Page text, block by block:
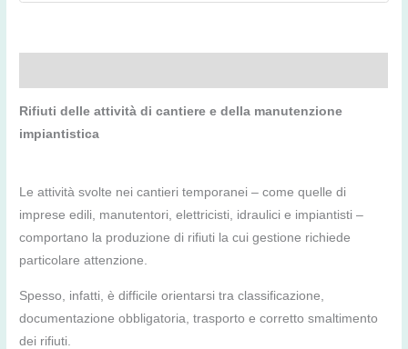
Rifiuti delle attività di cantiere e della manutenzione
impiantistica
Le attività svolte nei cantieri temporanei – come quelle di
imprese edili, manutentori, elettricisti, idraulici e impiantisti –
comportano la produzione di rifiuti la cui gestione richiede
particolare attenzione.
Spesso, infatti, è difficile orientarsi tra classificazione,
documentazione obbligatoria, trasporto e corretto smaltimento
dei rifiuti.